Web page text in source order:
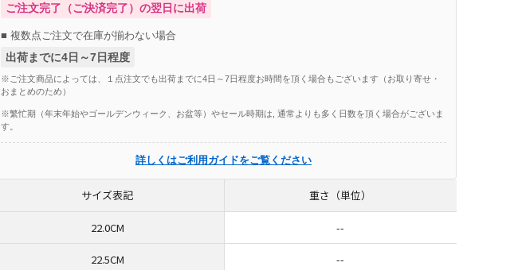
ご注文完了（ご決済完了）の翌日に出荷
■ 複数点ご注文で在庫が揃わない場合
出荷までに4日～7日程度
※ご注文商品によっては、１点注文でも出荷までに4日～7日程度お時間を頂く場合もございます（お取り寄せ・
おまとめのため）
※繁忙期（年末年始やゴールデンウィーク、お盆等）やセール時期は, 通常よりも多く日数を頂く場合がございま
す。
詳しくはご利用ガイドをご覧ください
サイズ表記 重さ（単位）
22.0CM --
22.5CM --